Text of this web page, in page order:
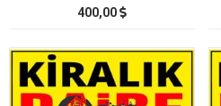
400,00